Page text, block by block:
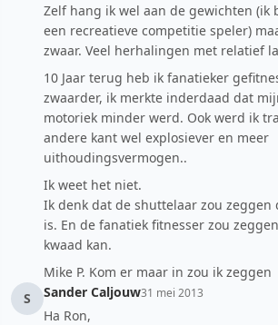
Zelf hang ik wel aan de gewichten (ik
een recreatieve competitie speler)
zwaar. Veel herhalingen met relatief
10 Jaar terug heb ik fanatieker
zwaarder, ik merkte inderdaad dat
motoriek minder werd. Ook werd ik
andere kant wel explosiever en meer
uithoudingsvermogen..
Ik weet het niet.
Ik denk dat de shuttelaar zou zeggen
is. En de fanatiek fitnesser zou
kwaad kan.
Mike P. Kom er maar in zou ik zeggen
S
Sander Caljouw31 mei 2013
Ha Ron,